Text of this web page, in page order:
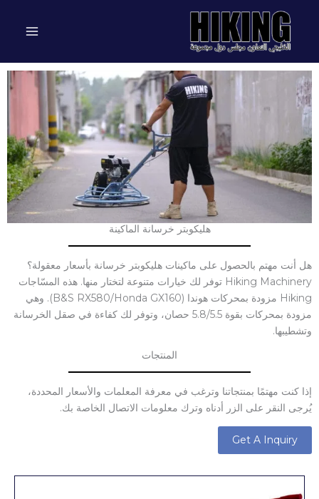
المحتوى
هليكوبتر خرسانة الماكينة
هل أنت مهتم بالحصول على ماكينات هليكوبتر خرسانة بأسعار معقولة؟
Hiking Machinery توفر لك خيارات متنوعة لتختار منها. هذه المسّاجات
Hiking مزودة بمحركات هوندا (B&S RX580/Honda GX160). وهي
مزودة بمحركات بقوة 5.8/5.5 حصان، وتوفر لك كفاءة في صقل الخرسانة
وتشطيبها.
المنتجات
إذا كنت مهتمًا بمنتجاتنا وترغب في معرفة المعلمات والأسعار المحددة،
يُرجى النقر على الزر أدناه وترك معلومات الاتصال الخاصة بك.
Get A Inquiry